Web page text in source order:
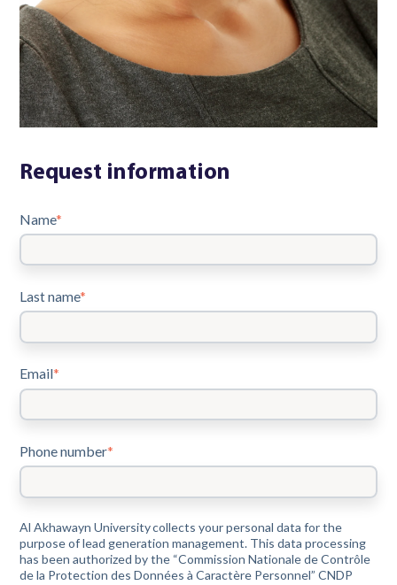
Request information
Name*
Last name*
Email*
Phone number*
Al Akhawayn University collects your personal data for the
purpose of lead generation management. This data processing
has been authorized by the “Commission Nationale de Contrôle
de la Protection des Données à Caractère Personnel” CNDP